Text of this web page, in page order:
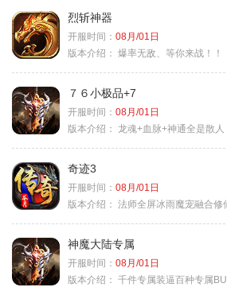
烈斩神器
开服时间： 08月/01日
版本介绍： 爆率无敌、等你来战！！
７６小极品+7
开服时间： 08月/01日
版本介绍： 龙魂+血脉+神通全是散人
奇迹3
开服时间： 08月/01日
版本介绍： 法师全屏冰雨魔宠融合修
神魔大陆专属
开服时间： 08月/01日
版本介绍： 千件专属装逼百种专属